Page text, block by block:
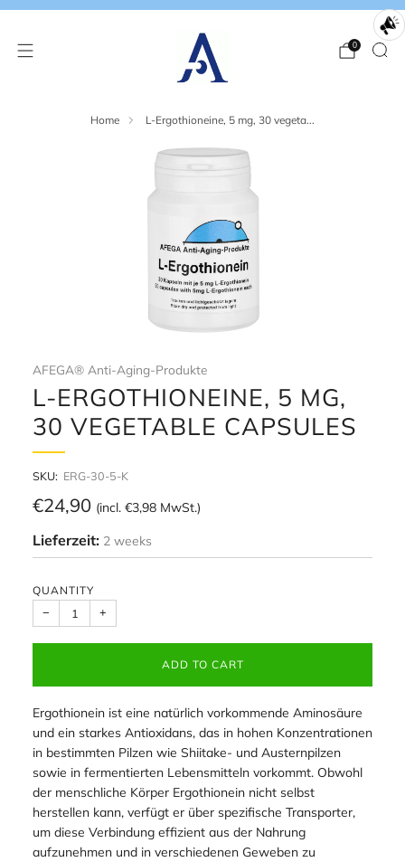
0
Home L-Ergothioneine, 5 mg, 30 vegeta...
AFEGA® Anti-Aging-Produkte
L-ERGOTHIONEINE, 5 MG,
30 VEGETABLE CAPSULES
SKU: ERG-30-5-K
Regular
price
€24,90 (incl. €3,98 MwSt.)
Lieferzeit: 2 weeks
QUANTITY
− +
ADD TO CART
Ergothionein ist eine natürlich vorkommende Aminosäure
und ein starkes Antioxidans, das in hohen Konzentrationen
in bestimmten Pilzen wie Shiitake- und Austernpilzen
sowie in fermentierten Lebensmitteln vorkommt. Obwohl
der menschliche Körper Ergothionein nicht selbst
herstellen kann, verfügt er über spezifische Transporter,
um diese Verbindung effizient aus der Nahrung
aufzunehmen und in verschiedenen Geweben zu